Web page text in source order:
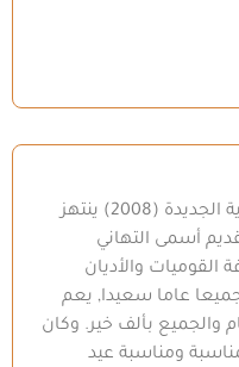
بمناسبة حلول رأس السنة الميلادية الجديدة (2008) ينتهز
أسمى التهاني
القوميات والأديان
عاما سعيدا, يعم
والجميع بألف خير. وكان
ومناسبة عيد